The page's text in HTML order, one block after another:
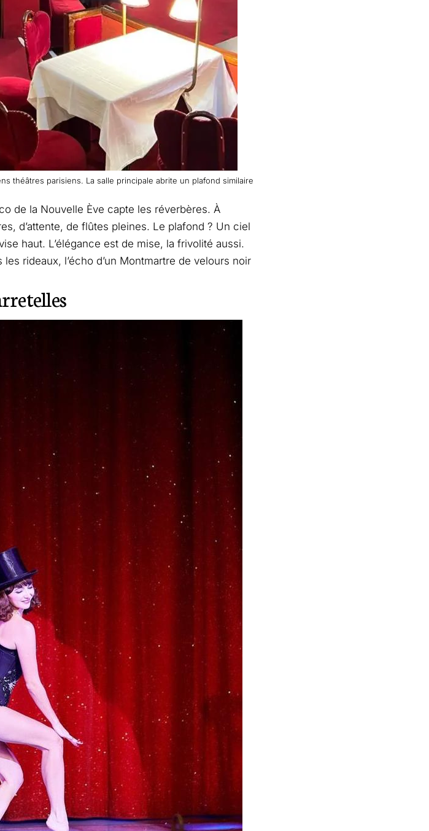
théâtres parisiens. La salle principale abrite un plafond similaire
de la Nouvelle Ève capte les réverbères. À
d’attente, de flûtes pleines. Le plafond ? Un ciel
haut. L’élégance est de mise, la frivolité aussi.
rideaux, l’écho d’un Montmartre de velours noir